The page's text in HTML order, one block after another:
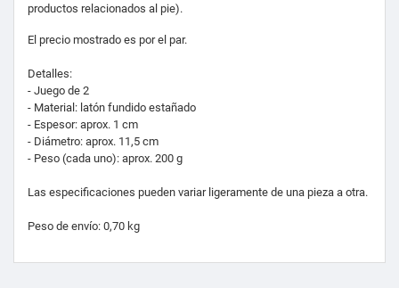
productos relacionados al pie).
El precio mostrado es por el par.
Detalles:
- Juego de 2
- Material: latón fundido estañado
- Espesor: aprox. 1 cm
- Diámetro: aprox. 11,5 cm
- Peso (cada uno): aprox. 200 g
Las especificaciones pueden variar ligeramente de una pieza a otra.
Peso de envío: 0,70 kg